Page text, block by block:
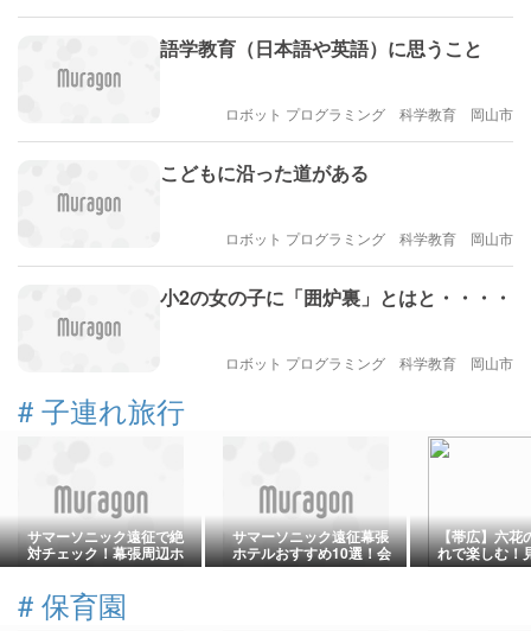
語学教育（日本語や英語）に思うこと
ロボット プログラミング 科学教育 岡山市
こどもに沿った道がある
ロボット プログラミング 科学教育 岡山市
小2の女の子に「囲炉裏」とはと・・・・
ロボット プログラミング 科学教育 岡山市
# 子連れ旅行
サマーソニック遠征で絶
対チェック！幕張周辺ホ
テルおすすめ厳選6選を紹
サマーソニック遠征幕張
ホテルおすすめ10選！会
場徒歩圏を厳選比較
【帯広】六花
れで楽しむ！
休憩所・限定
# 保育園